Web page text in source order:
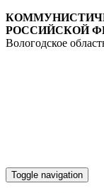
РОССИЙСКОЙ
Вологодское
Toggle navigation